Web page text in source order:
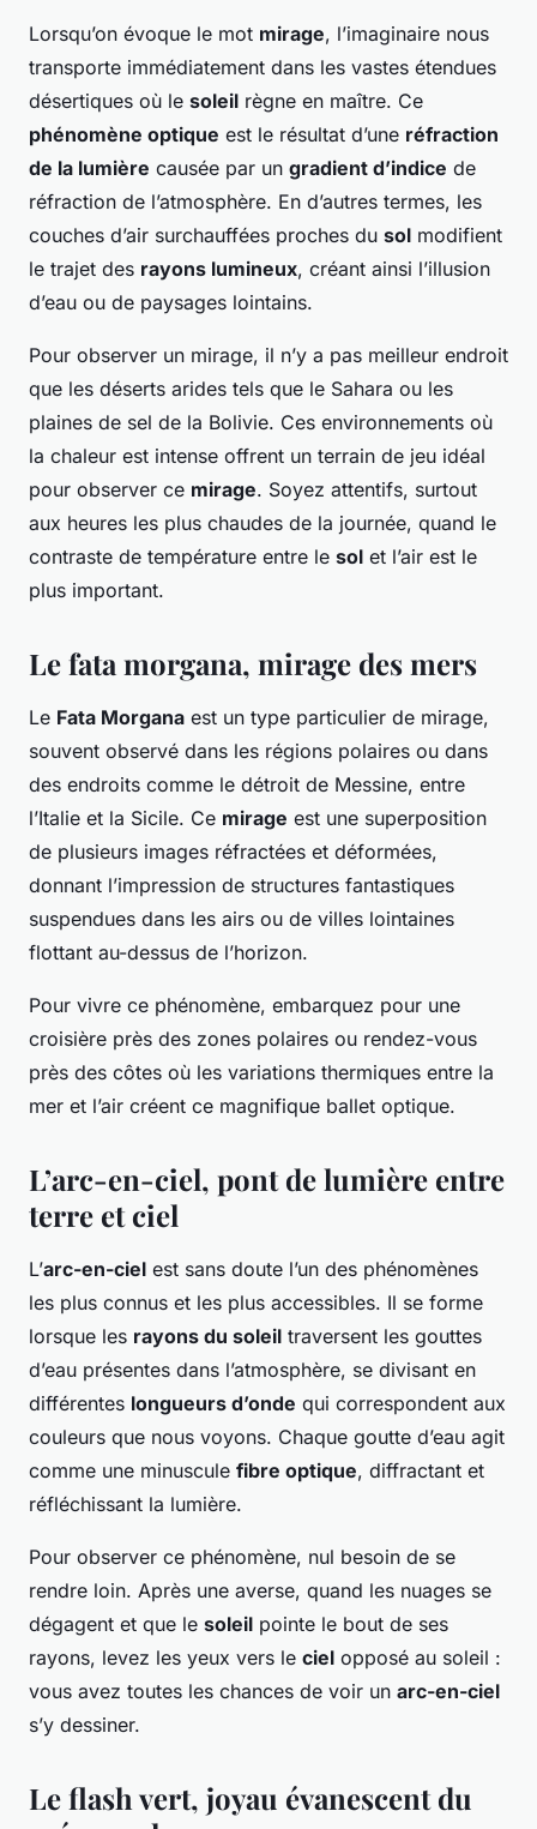
Lorsqu’on évoque le mot mirage, l’imaginaire nous
transporte immédiatement dans les vastes étendues
désertiques où le soleil règne en maître. Ce
phénomène optique est le résultat d’une réfraction
de la lumière causée par un gradient d’indice de
réfraction de l’atmosphère. En d’autres termes, les
couches d’air surchauffées proches du sol modifient
le trajet des rayons lumineux, créant ainsi l’illusion
d’eau ou de paysages lointains.
Pour observer un mirage, il n’y a pas meilleur endroit
que les déserts arides tels que le Sahara ou les
plaines de sel de la Bolivie. Ces environnements où
la chaleur est intense offrent un terrain de jeu idéal
pour observer ce mirage. Soyez attentifs, surtout
aux heures les plus chaudes de la journée, quand le
contraste de température entre le sol et l’air est le
plus important.
Le fata morgana, mirage des mers
Le Fata Morgana est un type particulier de mirage,
souvent observé dans les régions polaires ou dans
des endroits comme le détroit de Messine, entre
l’Italie et la Sicile. Ce mirage est une superposition
de plusieurs images réfractées et déformées,
donnant l’impression de structures fantastiques
suspendues dans les airs ou de villes lointaines
flottant au-dessus de l’horizon.
Pour vivre ce phénomène, embarquez pour une
croisière près des zones polaires ou rendez-vous
près des côtes où les variations thermiques entre la
mer et l’air créent ce magnifique ballet optique.
L’arc-en-ciel, pont de lumière entre
terre et ciel
L’arc-en-ciel est sans doute l’un des phénomènes
les plus connus et les plus accessibles. Il se forme
lorsque les rayons du soleil traversent les gouttes
d’eau présentes dans l’atmosphère, se divisant en
différentes longueurs d’onde qui correspondent aux
couleurs que nous voyons. Chaque goutte d’eau agit
comme une minuscule fibre optique, diffractant et
réfléchissant la lumière.
Pour observer ce phénomène, nul besoin de se
rendre loin. Après une averse, quand les nuages se
dégagent et que le soleil pointe le bout de ses
rayons, levez les yeux vers le ciel opposé au soleil :
vous avez toutes les chances de voir un arc-en-ciel
s’y dessiner.
Le flash vert, joyau évanescent du